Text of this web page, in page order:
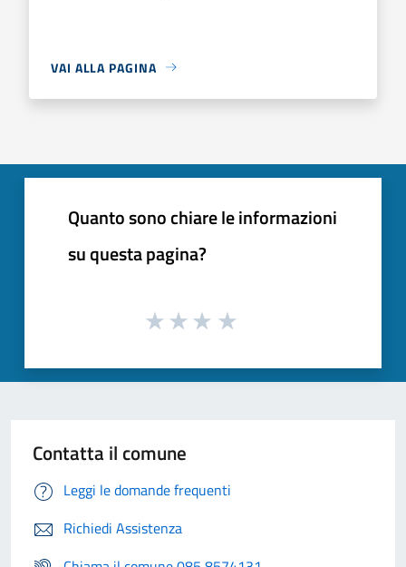
VAI ALLA PAGINA
Quanto sono chiare le informazioni
su questa pagina?
Contatta il comune
Leggi le domande frequenti
Richiedi Assistenza